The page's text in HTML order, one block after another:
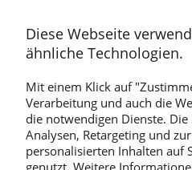
Diese Webseite
ähnliche Technologien.
Mit einem Klick auf
Verarbeitung und auch die
die notwendigen Dienste.
Analysen, Retargeting und
personalisierten Inhalten auf
genutzt. Weitere